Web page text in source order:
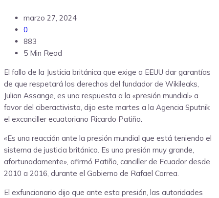
marzo 27, 2024
0
883
5 Min Read
El fallo de la Justicia británica que exige a EEUU dar garantías
de que respetará los derechos del fundador de Wikileaks,
Julian Assange, es una respuesta a la «presión mundial» a
favor del ciberactivista, dijo este martes a la Agencia Sputnik
el excanciller ecuatoriano Ricardo Patiño.
«Es una reacción ante la presión mundial que está teniendo el
sistema de justicia británico. Es una presión muy grande,
afortunadamente», afirmó Patiño, canciller de Ecuador desde
2010 a 2016, durante el Gobierno de Rafael Correa.
El exfuncionario dijo que ante esta presión, las autoridades